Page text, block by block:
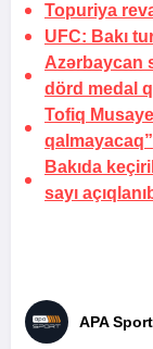
Topuriya
UFC: Bakı
Azərbaycan
dörd medal
Tofiq
qalmayacaq”
Bakıda
sayı
APA Sport